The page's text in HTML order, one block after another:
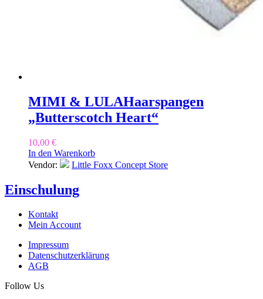
MIMI & LULAHaarspangen
„Butterscotch Heart“
10,00 €
In den Warenkorb
Vendor:
Little Foxx Concept Store
Einschulung
Kontakt
Mein Account
Impressum
Datenschutzerklärung
AGB
Follow Us